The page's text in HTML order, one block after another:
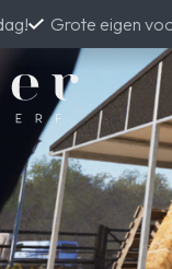
Grote eigen